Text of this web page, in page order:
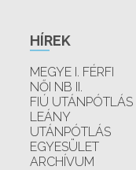
HÍREK
MEGYE I. FÉRFI
NŐI NB II.
FIÚ UTÁNPÓTLÁS
LEÁNY
UTÁNPÓTLÁS
EGYESÜLET
ARCHÍVUM